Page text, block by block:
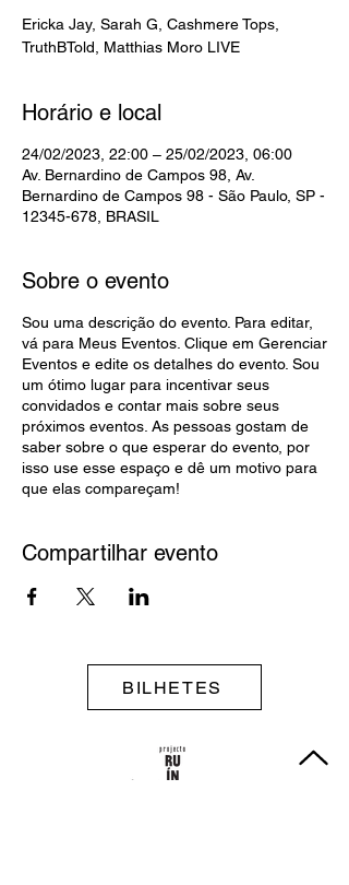
Ericka Jay, Sarah G, Cashmere Tops,
TruthBTold, Matthias Moro LIVE
Horário e local
24/02/2023, 22:00 – 25/02/2023, 06:00
Av. Bernardino de Campos 98, Av.
Bernardino de Campos 98 - São Paulo, SP -
12345-678, BRASIL
Sobre o evento
Sou uma descrição do evento. Para editar,
vá para Meus Eventos. Clique em Gerenciar
Eventos e edite os detalhes do evento. Sou
um ótimo lugar para incentivar seus
convidados e contar mais sobre seus
próximos eventos. As pessoas gostam de
saber sobre o que esperar do evento, por
isso use esse espaço e dê um motivo para
que elas compareçam!
Compartilhar evento
BILHETES